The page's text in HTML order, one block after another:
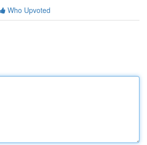
Who Upvoted